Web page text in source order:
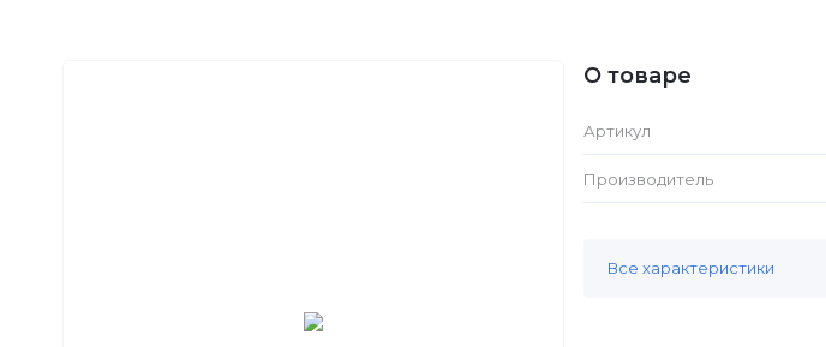
О товаре
Артикул
Производитель
Все характеристики